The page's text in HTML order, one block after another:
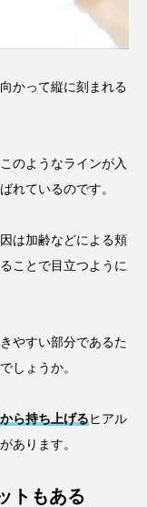
かって縦に刻まれる
のようなラインが入
れているのです。
は加齢などによる頬
ことで目立つように
やすい部分であるた
しょうか。
ら持ち上げる ヒアル
あります。
トもある